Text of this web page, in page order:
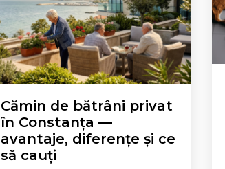
Cămin de bătrâni privat
în Constanța —
avantaje, diferențe și ce
să cauți